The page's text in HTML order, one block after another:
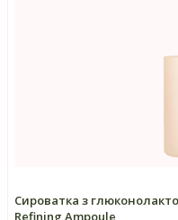
Cироватка з
Refining Ampoule